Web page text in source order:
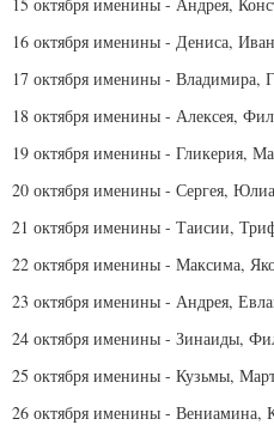
16 октября именины - Дениса,
17 октября именины - Владимира,
18 октября именины - Алексея,
19 октября именины - Гликерия,
20 октября именины - Сергея,
21 октября именины - Таисии,
22 октября именины - Максима,
23 октября именины - Андрея,
24 октября именины - Зинаиды,
25 октября именины - Кузьмы,
26 октября именины - Вениамина,